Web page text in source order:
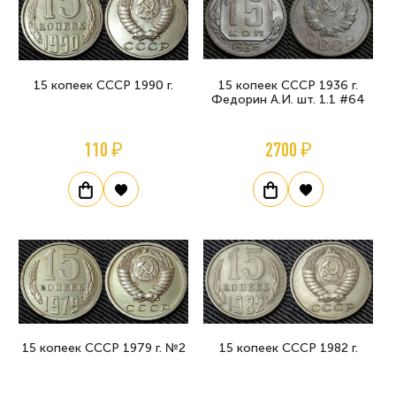
15 копеек СССР 1990 г.
110 ₽
15 копеек СССР 1936 г.
Федорин А.И. шт. 1.1 #64
2700 ₽
15 копеек СССР 1979 г. №2 15 копеек СССР 1982 г.